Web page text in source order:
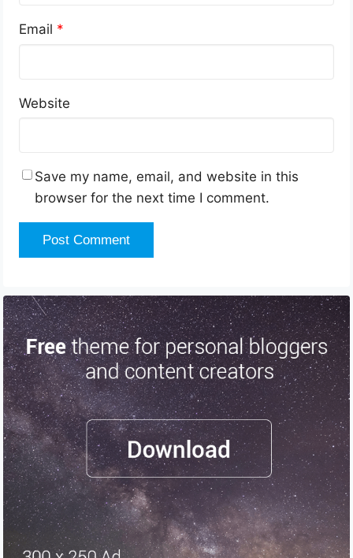
Email *
Website
Save my name, email, and website in this
browser for the next time I comment.